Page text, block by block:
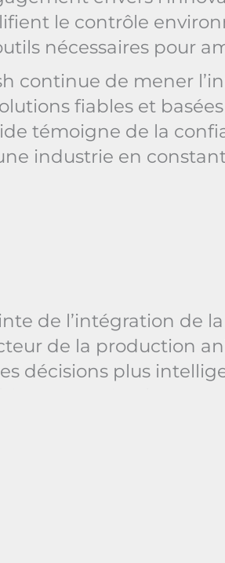
le contrôle
nécessaires pour
continue de mener
fiables et
témoigne de la
industrie en
de l’intégration de
de la production
décisions plus